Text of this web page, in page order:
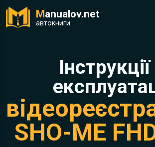
Manualov.net
автокниги
SHO-ME